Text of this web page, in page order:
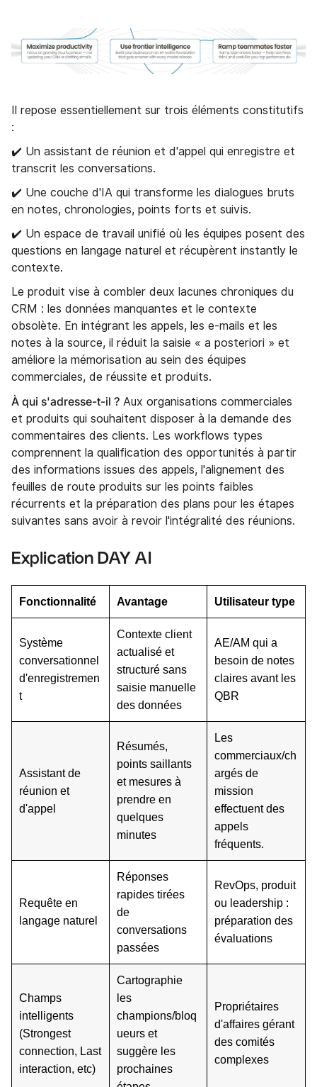
Il repose essentiellement sur trois éléments constitutifs
:
✔️ Un assistant de réunion et d'appel qui enregistre et
transcrit les conversations.
✔️ Une couche d'IA qui transforme les dialogues bruts
en notes, chronologies, points forts et suivis.
✔️ Un espace de travail unifié où les équipes posent des
questions en langage naturel et récupèrent instantly le
contexte.
Le produit vise à combler deux lacunes chroniques du
CRM : les données manquantes et le contexte
obsolète. En intégrant les appels, les e-mails et les
notes à la source, il réduit la saisie « a posteriori » et
améliore la mémorisation au sein des équipes
commerciales, de réussite et produits.
À qui s'adresse-t-il ? Aux organisations commerciales
et produits qui souhaitent disposer à la demande des
commentaires des clients. Les workflows types
comprennent la qualification des opportunités à partir
des informations issues des appels, l'alignement des
feuilles de route produits sur les points faibles
récurrents et la préparation des plans pour les étapes
suivantes sans avoir à revoir l'intégralité des réunions.
Explication DAY AI
Fonctionnalité Avantage Utilisateur type
Système
conversationnel
d'enregistremen
t
Contexte client
actualisé et
structuré sans
saisie manuelle
des données
AE/AM qui a
besoin de notes
claires avant les
QBR
Assistant de
réunion et
d'appel
Résumés,
points saillants
et mesures à
prendre en
quelques
minutes
Les
commerciaux/ch
argés de
mission
effectuent des
appels
fréquents.
Requête en
langage naturel
Réponses
rapides tirées
de
conversations
passées
RevOps, produit
ou leadership :
préparation des
évaluations
Champs
intelligents
(Strongest
connection, Last
interaction, etc)
Cartographie
les
champions/bloq
ueurs et
suggère les
prochaines
Propriétaires
d'affaires gérant
des comités
complexes